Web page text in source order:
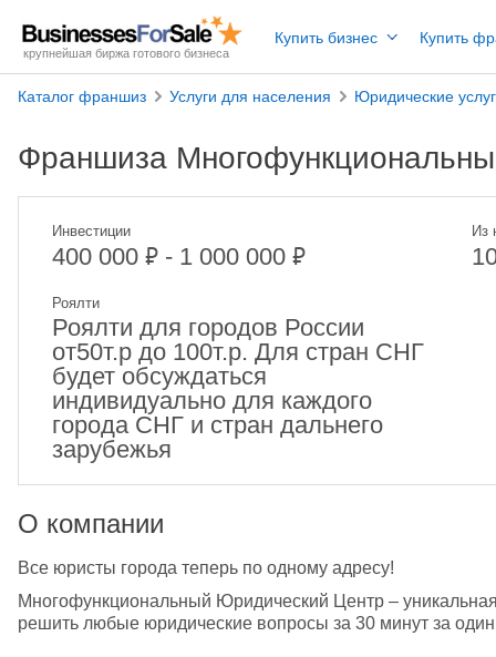
крупнейшая биржа готового бизнеса
Купить бизнес Купить
Каталог франшиз Услуги для населения Юридические
Франшиза
Инвестиции
400 000 ₽ - 1 000 000 ₽
Из
Роялти
Роялти для городов России
от50т.р до 100т.р. Для стран СНГ
будет обсуждаться
индивидуально для каждого
города СНГ и стран дальнего
зарубежья
О компании
Все юристы города теперь по одному адресу!
Многофункциональный Юридический Центр –
решить любые юридические вопросы за 30 минут за один